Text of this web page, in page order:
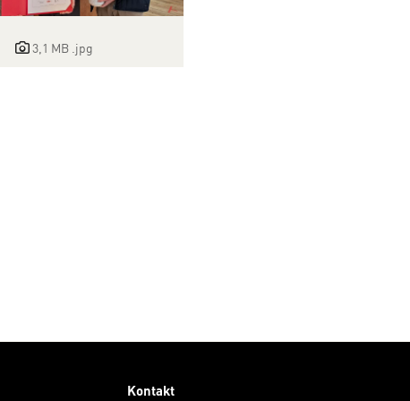
3,1 MB .jpg
Kontakt